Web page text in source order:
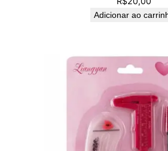
Adicionar ao